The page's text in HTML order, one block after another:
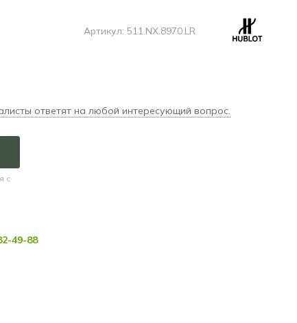
Артикул: 511.NX.8970.LR
ответят на любой интересующий вопрос.
с
49-88